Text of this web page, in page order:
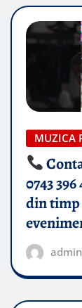
MUZICA
0743 396
din
admin